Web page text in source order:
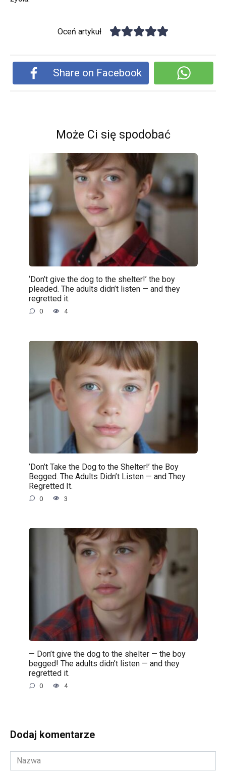
Oceń artykuł
Share on Facebook
Może Ci się spodobać
‘Don’t give the dog to the shelter!’ the boy
pleaded. The adults didn’t listen — and they
regretted it.
0 4
’Don’t Take the Dog to the Shelter!’ the Boy
Begged. The Adults Didn’t Listen — and They
Regretted It.
0 3
— Don’t give the dog to the shelter — the boy
begged! The adults didn’t listen — and they
regretted it.
0 4
Dodaj komentarze
Nazwa
*